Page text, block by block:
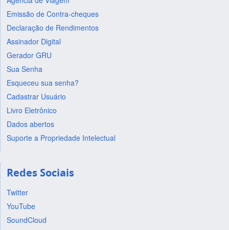
Emissão de Contra-cheques
Declaração de Rendimentos
Assinador Digital
Gerador GRU
Sua Senha
Esqueceu sua senha?
Cadastrar Usuário
Livro Eletrônico
Dados abertos
Suporte a Propriedade Intelectual
Redes Sociais
Twitter
YouTube
SoundCloud